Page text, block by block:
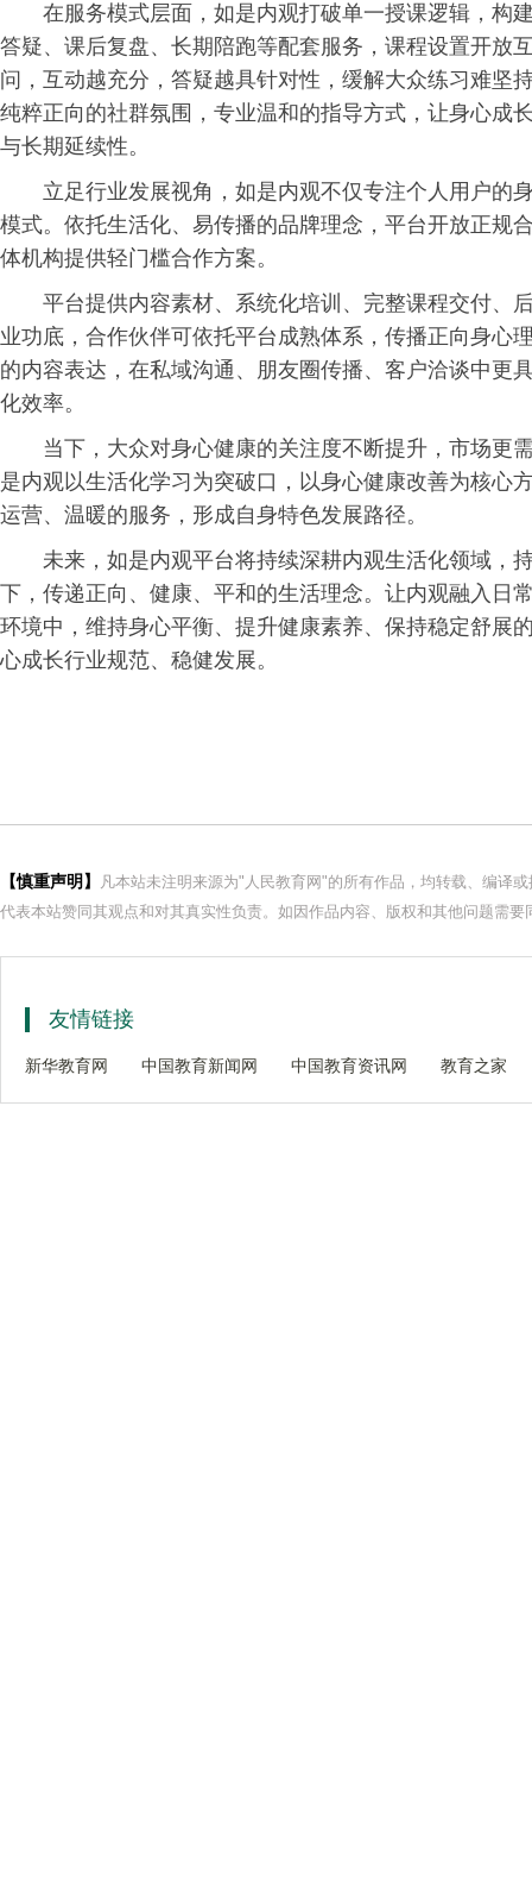
在服务模式层面，如是内观打破单一授课逻辑，构
答疑、课后复盘、长期陪跑等配套服务，课程设置开放
问，互动越充分，答疑越具针对性，缓解大众练习 难坚
纯粹正向的社群氛围，专业温和的指导方式，让身心成
与长期延续性。
立足行业发展视角，如是内观不仅专注个人用户的
模式。依托生活化、易传播的品牌理念，平台开放正规
体机构提供轻门槛合作方案。
平台提供内容素材、系统化培训、完整课程交付、
业功底，合作伙伴可依托平台成熟体系，传播正向身心
的内容表达，在私域沟通、朋友圈传播、客户洽谈中更
化效率。
当下，大众对身心健康的关注度不断提升，市场更
是内观以生活化学习 为突破口，以身心健康改善为核心
运营、温暖的服务，形成自身特色发展路径。
未来，如是内观平台将持续深耕内观生活化领域，
下，传递正向、健康、平和的生活理念。让内观融入日
环境中，维持身心平衡、提升健康素养、保持稳定舒展
心成长行业规范、稳健发展。
【慎重声明】
凡本站未注明来源为"人民教育网"的所有作品，均转载、编译
代表本站赞同其观点和对其真实性负责。如因作品内容、版权和其他问题需
友情链接
新华教育网 中国教育新闻网 中国教育资讯网 教育之家